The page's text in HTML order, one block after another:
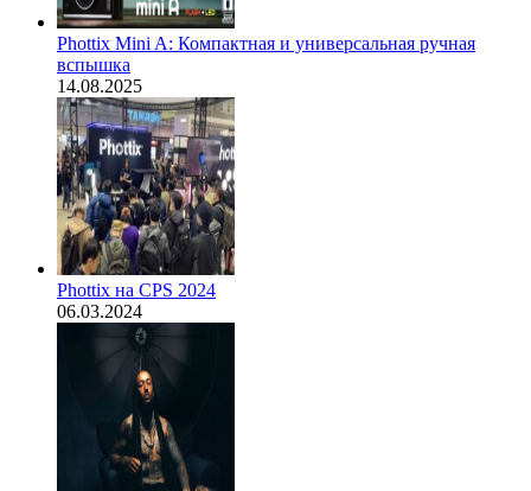
Phottix Mini A: Компактная и универсальная ручная
вспышка
14.08.2025
Phottix на CPS 2024
06.03.2024